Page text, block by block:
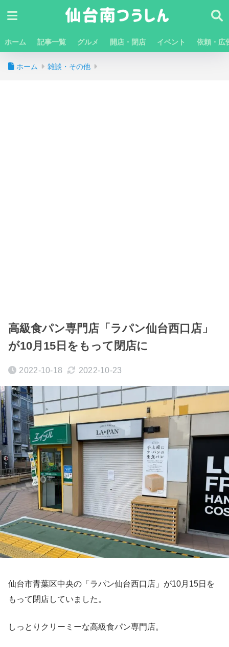
ホーム 記事一覧 グルメ 開店・閉店 イベント 依頼・広
ホーム 雑談・その他
高級食パン専門店「ラパン仙台西口店」
が10月15日をもって閉店に
2022-10-18 2022-10-23
仙台市青葉区中央の「ラパン仙台西口店」が10月15日を
もって閉店していました。
しっとりクリーミーな高級食パン専門店。